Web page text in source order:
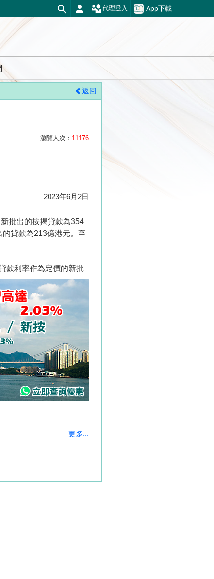
App下載
代理登入
返回
瀏覽人次： 11176
2023年6月2日
批出的按揭貸款為354
貸款為213億港元。至
款利率作為定價的新批
更多...